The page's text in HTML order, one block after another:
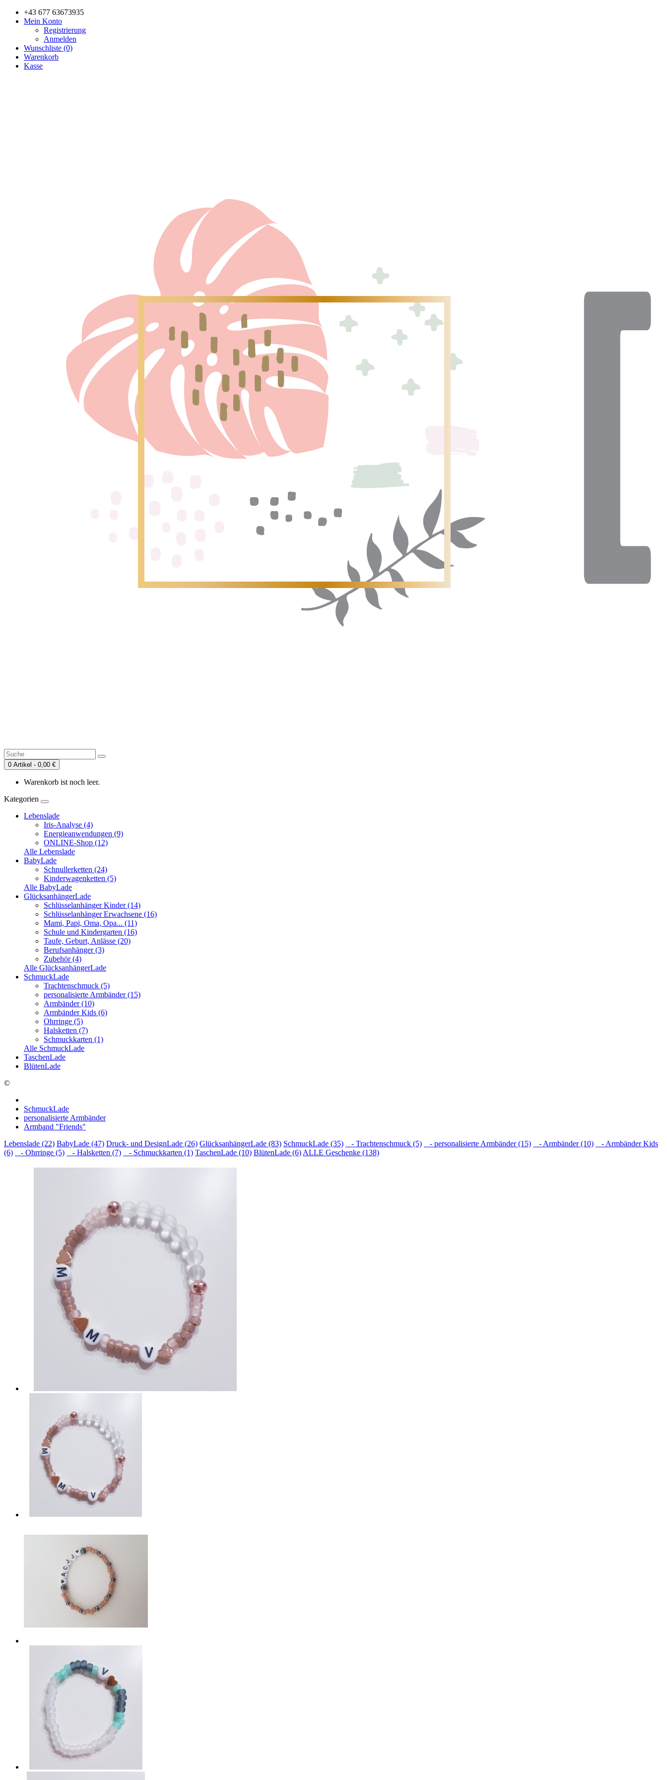
+43 677 63673935
Mein Konto
Registrierung
Anmelden
Wunschliste (0)
Warenkorb
Kasse
0 Artikel - 0,00 €
Warenkorb ist noch leer.
Kategorien
Lebenslade
Iris-Analyse (4)
Energieanwendungen (9)
ONLINE-Shop (12)
Alle Lebenslade
BabyLade
Schnullerketten (24)
Kinderwagenketten (5)
Alle BabyLade
GlücksanhängerLade
Schlüsselanhänger Kinder (14)
Schlüsselanhänger Erwachsene (16)
Mami, Papi, Oma, Opa... (11)
Schule und Kindergarten (16)
Taufe, Geburt, Anlässe (20)
Berufsanhänger (3)
Zubehör (4)
Alle GlücksanhängerLade
SchmuckLade
Trachtenschmuck (5)
personalisierte Armbänder (15)
Armbänder (10)
Armbänder Kids (6)
Ohrringe (5)
Halsketten (7)
Schmuckkarten (1)
Alle SchmuckLade
TaschenLade
BlütenLade
©
SchmuckLade
personalisierte Armbänder
Armband "Friends"
Lebenslade (22) BabyLade (47) Druck- und DesignLade (26) GlücksanhängerLade (83) SchmuckLade (35) - Trachtenschmuck (5) - personalisierte Armbänder (15) - Armbänder (10)
- Armbänder Kids
(6)
- Ohrringe (5) - Halsketten (7) - Schmuckkarten (1) TaschenLade (10) BlütenLade (6) ALLE Geschenke (138)